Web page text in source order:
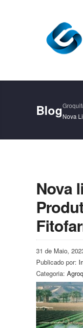
BlogNova
Nova
31 de Maio,
Publicado por:
Categoria: